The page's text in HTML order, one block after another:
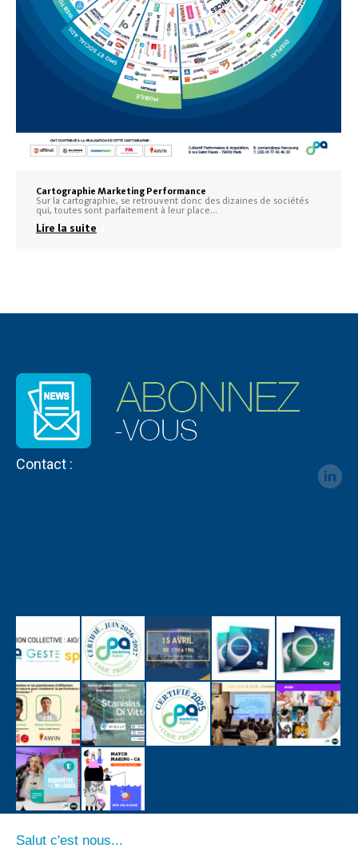
Cartographie Marketing Performance
Sur la cartographie, se retrouvent donc des dizaines de sociétés
qui, toutes sont parfaitement à leur place…
Lire la suite
Contact :
Salut c'est nous...